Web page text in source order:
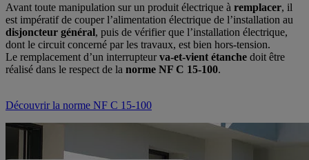
Avant toute manipulation sur un produit électrique à remplacer, il
est impératif de couper l’alimentation électrique de l’installation au
disjoncteur général, puis de vérifier que l’installation électrique,
dont le circuit concerné par les travaux, est bien hors-tension.
Le remplacement d’un interrupteurva-et-vient étanche doit être
réalisé dans le respect de la norme NF C 15-100.
Découvrir la norme NF C 15-100